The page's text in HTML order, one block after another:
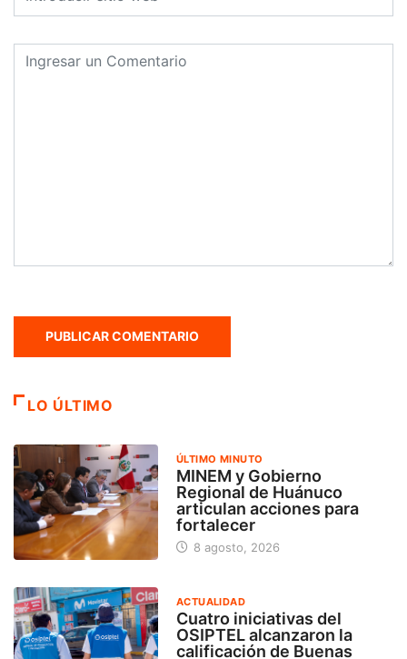
LO ÚLTIMO
ÚLTIMO MINUTO
MINEM y Gobierno
Regional de Huánuco
articulan acciones para
fortalecer
8 agosto, 2026
ACTUALIDAD
Cuatro iniciativas del
OSIPTEL alcanzaron la
calificación de Buenas